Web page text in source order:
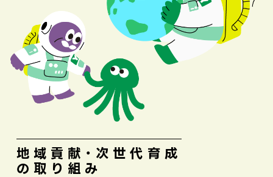
地域貢献・次世代育成
の取り組み